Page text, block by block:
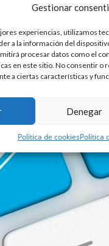
Gestionar
experiencias, utilizamos
a la información del
procesar datos como el
en este sitio. No consentir o
a ciertas características y
Denegar
Política de cookiesPolítica